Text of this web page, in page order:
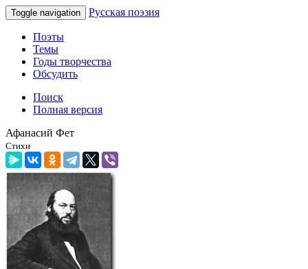
Toggle navigation Русская поэзия
Поэты
Темы
Годы творчества
Обсудить
Поиск
Полная версия
Афанасий Фет
Стихи